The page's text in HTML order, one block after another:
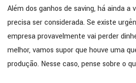
Além dos ganhos de saving, há ainda a
precisa ser considerada. Se existe
empresa provavelmente vai perder
melhor, vamos supor que houve uma
produção. Nesse caso, pense sobre o